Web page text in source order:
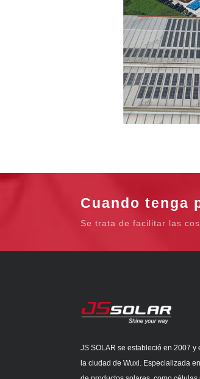
Cuando tenga
Se trata de facilitar las
JS SOLAR se estableció en 2007 y
la ciudad de Wuxi. Especializada